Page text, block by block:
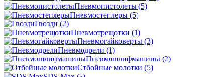
Пневмопистолеты (5)
Пневмостеплеры (5)
Гвозди (2)
Пневмотрещотки (1)
Пневмогайковерты (3)
Пневмодрели (1)
Пневмошлифмашины (2)
Отбойные молотки (5)